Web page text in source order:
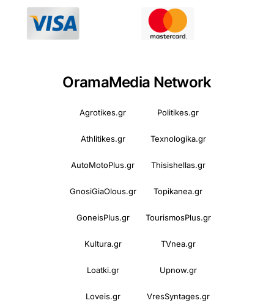
OramaMedia Network
Agrotikes.gr Politikes.gr
Athlitikes.gr Texnologika.gr
AutoMotoPlus.gr Thisishellas.gr
GnosiGiaOlous.gr Topikanea.gr
GoneisPlus.gr TourismosPlus.gr
Kultura.gr TVnea.gr
Loatki.gr Upnow.gr
Loveis.gr VresSyntages.gr